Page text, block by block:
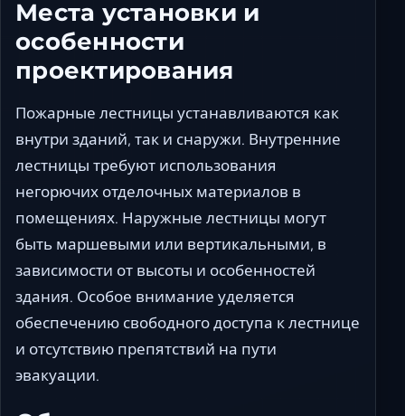
Места установки и
особенности
проектирования
Пожарные лестницы устанавливаются как
внутри зданий, так и снаружи. Внутренние
лестницы требуют использования
негорючих отделочных материалов в
помещениях. Наружные лестницы могут
быть маршевыми или вертикальными, в
зависимости от высоты и особенностей
здания. Особое внимание уделяется
обеспечению свободного доступа к лестнице
и отсутствию препятствий на пути
эвакуации.